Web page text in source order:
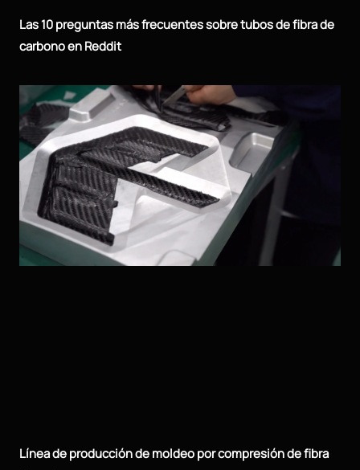
Las 10 preguntas más frecuentes sobre tubos de fibra de
carbono en Reddit
Línea de producción de moldeo por compresión de fibra